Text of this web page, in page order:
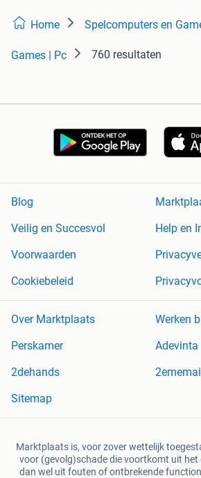
Home Spelcomputers en
Games | Pc 760 resultaten
Blog
Veilig en Succesvol
Help en
Voorwaarden
Cookiebeleid
Over Marktplaats
Werken
Perskamer
Adevinta
2dehands
Sitemap
Marktplaats is, voor zover wettelijk
voor (gevolg)schade die voortkomt uit het
dan wel uit fouten of ontbrekende